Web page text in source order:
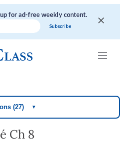
for ad-free weekly content.
(27) ▼
Ch 8